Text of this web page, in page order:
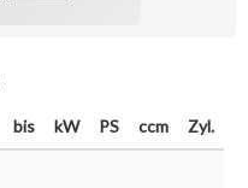
bis kW PS ccm Zyl.